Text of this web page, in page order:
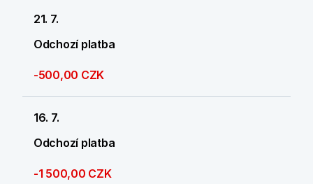
21. 7.
Odchozí platba
-500,00 CZK
16. 7.
Odchozí platba
-1 500,00 CZK